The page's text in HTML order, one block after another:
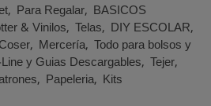
Para Regalar BASICOS
& Vinilos Telas DIY ESCOLAR
Mercería Todo para bolsos y
y Guias Descargables Tejer
Papeleria Kits